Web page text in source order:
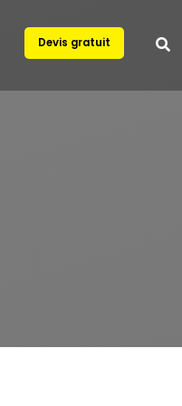
Devis gratuit